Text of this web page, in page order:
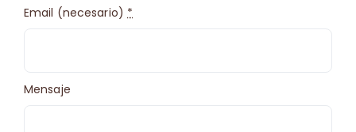
Email (necesario) *
Mensaje